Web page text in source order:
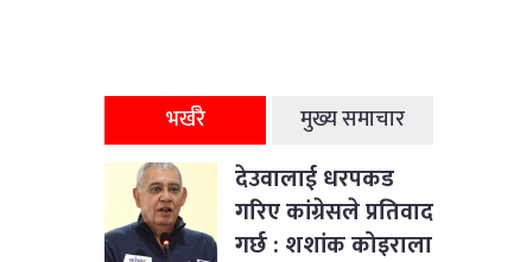
भर्खरै मुख्य समाचार
देउवालाई धरपकड
गरिए कांग्रेसले प्रतिवाद
गर्छ : शशांक कोइराला